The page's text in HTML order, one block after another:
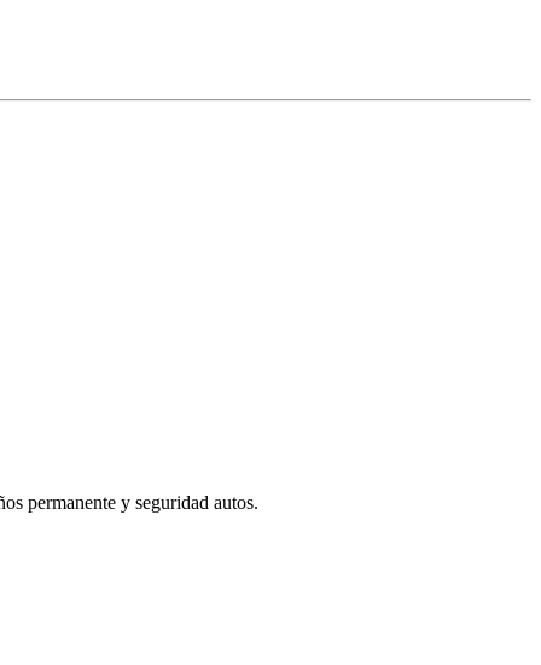
permanente y seguridad autos.